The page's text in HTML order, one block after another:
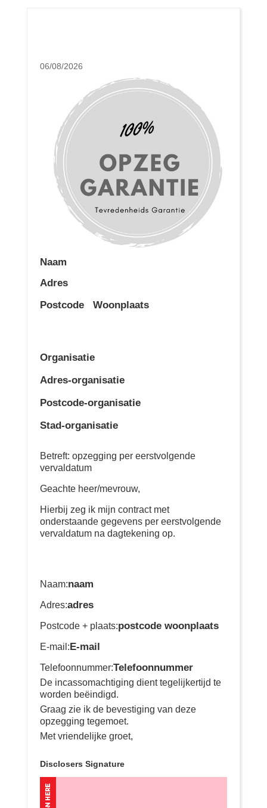
06/08/2026
Naam
Adres
Postcode Woonplaats
Organisatie
Adres-organisatie
Postcode-organisatie
Stad-organisatie
Betreft: opzegging per eerstvolgende
vervaldatum
Geachte heer/mevrouw,
Hierbij zeg ik mijn contract met
onderstaande gegevens per eerstvolgende
vervaldatum na dagtekening op.
Naam:naam
Adres:adres
Postcode + plaats:postcode woonplaats
E-mail: E-mail
Telefoonnummer:Telefoonnummer
De incassomachtiging dient tegelijkertijd te
worden beëindigd.
Graag zie ik de bevestiging van deze
opzegging tegemoet.
Met vriendelijke groet,
Disclosers Signature